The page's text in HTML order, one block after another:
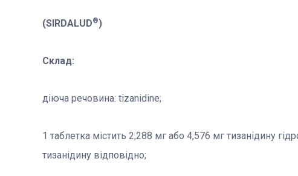
(SIRDALUD®)
Склад:
діюча речовина: tizanidine;
1 таблетка містить 2,288 мг або 4,576 мг тизанідину
тизанідину відповідно;